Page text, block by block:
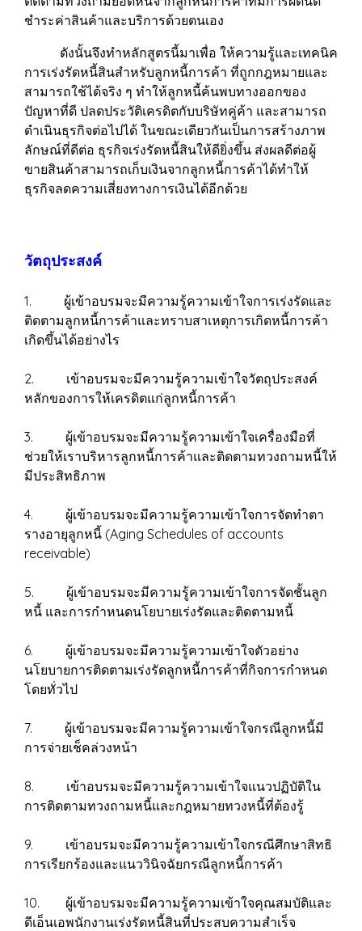
ชำระค่าสินค้าและบริการด้วยตนเอง
ดังนั้นจึงทำหลักสูตรนี้มาเพื่อ ให้ความรู้และเทคนิค
การเร่งรัดหนี้สินสำหรับลูกหนี้การค้า ที่ถูกกฎหมายและ
สามารถใช้ได้จริง ๆ ทำให้ลูกหนี้ค้นพบทางออกของ
ปัญหาที่ดี ปลดประวัติเครดิตกับบริษัทคู่ค้า และสามารถ
ดำเนินธุรกิจต่อไปได้ ในขณะเดียวกันเป็นการสร้างภาพ
ลักษณ์ที่ดีต่อ ธุรกิจเร่งรัดหนี้สินให้ดียิ่งขึ้น ส่งผลดีต่อผู้
ขายสินค้าสามารถเก็บเงินจากลูกหนี้การค้าได้ทำให้
ธุรกิจลดความเสี่ยงทางการเงินได้อีกด้วย
วัตถุประสงค์
1. ผู้เข้าอบรมจะมีความรู้ความเข้าใจการเร่งรัดและ
ติดตามลูกหนี้การค้าและทราบสาเหตุการเกิดหนี้การค้า
เกิดขึ้นได้อย่างไร
2. เข้าอบรมจะมีความรู้ความเข้าใจวัตถุประสงค์
หลักของการให้เครดิตแก่ลูกหนี้การค้า
3. ผู้เข้าอบรมจะมีความรู้ความเข้าใจเครื่องมือที่
ช่วยให้เราบริหารลูกหนี้การค้าและติดตามทวงถามหนี้ให้
มีประสิทธิภาพ
4. ผู้เข้าอบรมจะมีความรู้ความเข้าใจการจัดทำตา
รางอายุลูกหนี้ (Aging Schedules of accounts
receivable)
5. ผู้เข้าอบรมจะมีความรู้ความเข้าใจการจัดชั้นลูก
หนี้ และการกำหนดนโยบายเร่งรัดและติดตามหนี้
6. ผู้เข้าอบรมจะมีความรู้ความเข้าใจตัวอย่าง
นโยบายการติดตามเร่งรัดลูกหนี้การค้าที่กิจการกำหนด
โดยทั่วไป
7. ผู้เข้าอบรมจะมีความรู้ความเข้าใจกรณีลูกหนี้มี
การจ่ายเช็คล่วงหน้า
8. เข้าอบรมจะมีความรู้ความเข้าใจแนวปฏิบัติใน
การติดตามทวงถามหนี้และกฎหมายทวงหนี้ที่ต้องรู้
9. เข้าอบรมจะมีความรู้ความเข้าใจกรณีศึกษาสิทธิ
การเรียกร้องและแนววินิจฉัยกรณีลูกหนี้การค้า
10. ผู้เข้าอบรมจะมีความรู้ความเข้าใจคุณสมบัติและ
ดีเอ็นเอพนักงานเร่งรัดหนี้สินที่ประสบความสำเร็จ